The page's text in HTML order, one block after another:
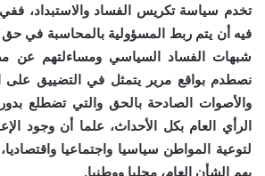
تخدم سياسة تكريس الفساد والاستبداد،
فيه أن يتم ربط المسؤولية بالمحاسبة في
شبهات الفساد السياسي ومساءلتهم عن
نصطدم بواقع مرير يتمثل في التضييق على
والأصوات الصادحة بالحق والتي تضطلع
الرأي العام بكل الأحداث، علما أن وجود
لتوعية المواطن سياسيا واجتماعيا
يهم الشأن العام، محليا ووطنيا.